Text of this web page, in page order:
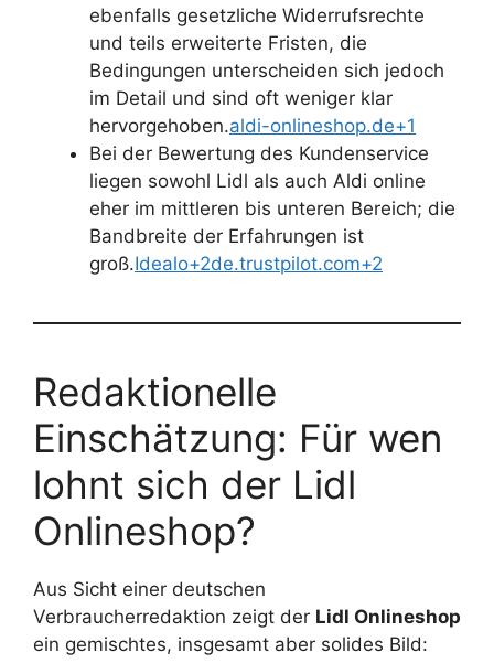
ebenfalls gesetzliche Widerrufsrechte
und teils erweiterte Fristen, die
Bedingungen unterscheiden sich jedoch
im Detail und sind oft weniger klar
hervorgehoben.aldi-onlineshop.de+1
Bei der Bewertung des Kundenservice
liegen sowohl Lidl als auch Aldi online
eher im mittleren bis unteren Bereich; die
Bandbreite der Erfahrungen ist
groß.Idealo+2de.trustpilot.com+2
Redaktionelle
Einschätzung: Für wen
lohnt sich der Lidl
Onlineshop?
Aus Sicht einer deutschen
Verbraucherredaktion zeigt der Lidl Onlineshop
ein gemischtes, insgesamt aber solides Bild: